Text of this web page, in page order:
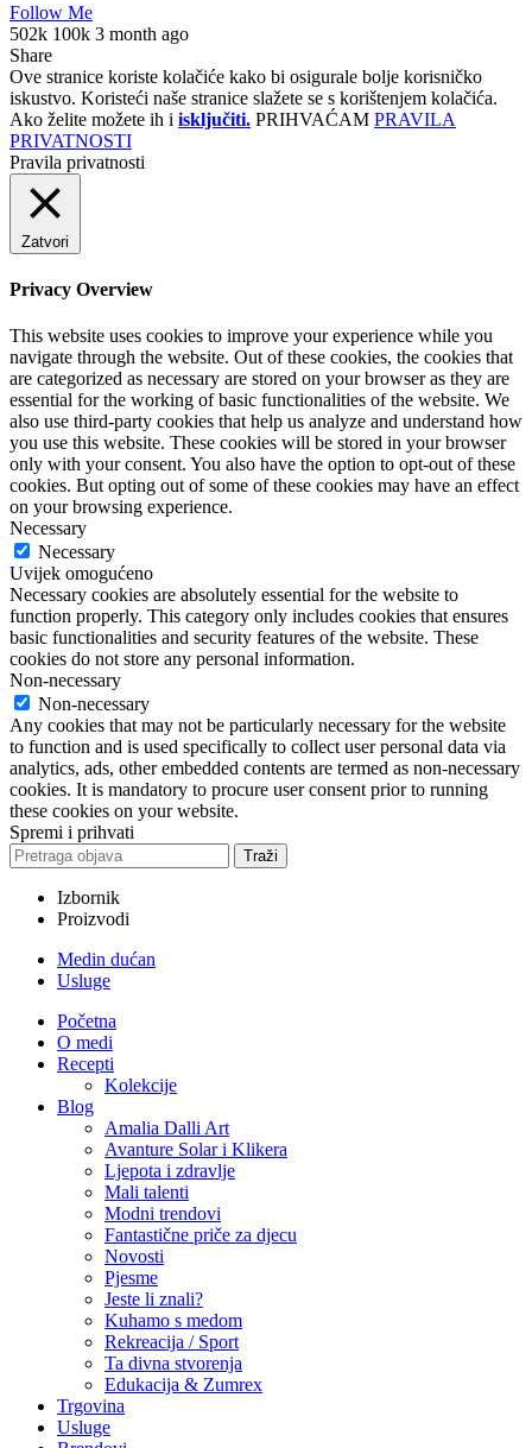
Follow Me
502k 100k 3 month ago
Share
Ove stranice koriste kolačiće kako bi osigurale bolje korisničko
iskustvo. Koristeći naše stranice slažete se s korištenjem kolačića.
Ako želite možete ih i isključiti. PRIHVAĆAM PRAVILA
PRIVATNOSTI
Pravila privatnosti
Zatvori
Privacy Overview
This website uses cookies to improve your experience while you
navigate through the website. Out of these cookies, the cookies that
are categorized as necessary are stored on your browser as they are
essential for the working of basic functionalities of the website. We
also use third-party cookies that help us analyze and understand how
you use this website. These cookies will be stored in your browser
only with your consent. You also have the option to opt-out of these
cookies. But opting out of some of these cookies may have an effect
on your browsing experience.
Necessary
Necessary
Uvijek omogućeno
Necessary cookies are absolutely essential for the website to
function properly. This category only includes cookies that ensures
basic functionalities and security features of the website. These
cookies do not store any personal information.
Non-necessary
Non-necessary
Any cookies that may not be particularly necessary for the website
to function and is used specifically to collect user personal data via
analytics, ads, other embedded contents are termed as non-necessary
cookies. It is mandatory to procure user consent prior to running
these cookies on your website.
Spremi i prihvati
Traži
Izbornik
Proizvodi
Medin dućan
Usluge
Početna
O medi
Recepti
Kolekcije
Blog
Amalia Dalli Art
Avanture Solar i Klikera
Ljepota i zdravlje
Mali talenti
Modni trendovi
Fantastične priče za djecu
Novosti
Pjesme
Jeste li znali?
Kuhamo s medom
Rekreacija / Sport
Ta divna stvorenja
Edukacija & Zumrex
Trgovina
Usluge